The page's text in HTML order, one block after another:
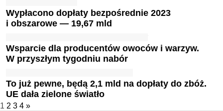
Wypłacono dopłaty bezpośrednie 2023
i obszarowe — 19,67 mld
Wsparcie dla producentów owoców i warzyw.
W przyszłym tygodniu nabór
To już pewne, będą 2,1 mld na dopłaty do zbóż.
UE dała zielone światło
1 2 3 4 »